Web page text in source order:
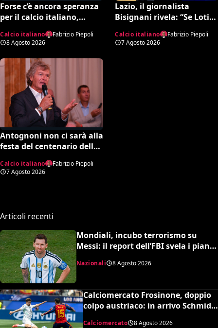
Forse c’è ancora speranza
per il calcio italiano,
17enne Riccardo Cassano:
“È come Pirlo e Busquets”
Calcio italiano
Fabrizio Piepoli
8 Agosto 2026
Lazio, il giornalista
Bisignani rivela: “Se Lotito
entro tale data il destino è
segnato”
Calcio italiano
Fabrizio Piepoli
7 Agosto 2026
Antognoni non ci sarà alla
festa del centenario della
una lettera al vetriolo a
Commisso jr. I motivi di
Calcio italiano
Fabrizio Piepoli
7 Agosto 2026
Articoli recenti
Mondiali, incubo terrorismo su
Messi: il report dell’FBI svela i piani
sventati durante la Coppa del
Mondo
Nazionali 8 Agosto 2026
Calciomercato Frosinone, doppio
colpo austriaco: in arrivo Schmid e
Calciomercato 8 Agosto 2026